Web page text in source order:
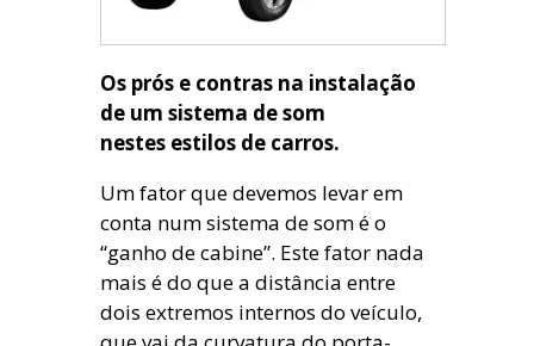
Os prós e contras na instalação
de um sistema de som
nestes estilos de carros.
Um fator que devemos levar em
conta num sistema de som é o
“ganho de cabine”. Este fator nada
mais é do que a distância entre
dois extremos internos do veículo,